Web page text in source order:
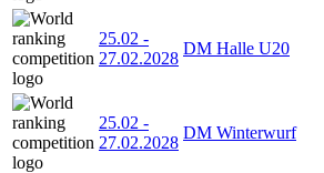
25.02 -
27.02.2028
DM Halle U20
25.02 -
27.02.2028
DM Winterwurf